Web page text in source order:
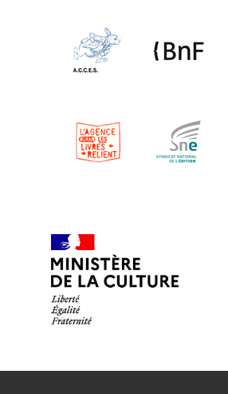
cahors
EN SAVOIR PLUS
Cahors
EN SAVOIR PLUS
EN SAVOIR PLUS
BIBLIOTHÈQUE INTERCOMMUNALE
FRANÇOISE SAGAN
Cajarc